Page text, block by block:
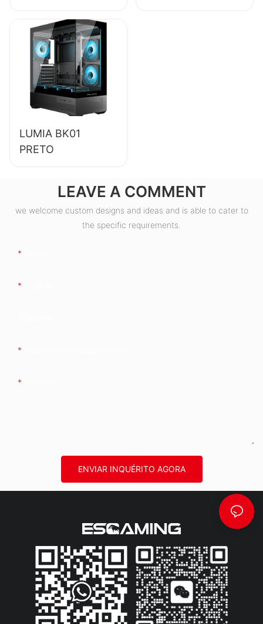
ESGAMING 550W
de alta qualidade,
85% de eficiência,
certificação 80+
Bronze para PC
desktop
(ESB550W)
LUMIA BK01
PRETO
LEAVE A COMMENT
we welcome custom designs and ideas and is able to cater to
the specific requirements.
ENVIAR INQUÉRITO AGORA